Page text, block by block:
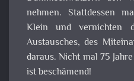
nehmen. Stattdessen
Klein und vernichten
Austausches, des
daraus. Nicht mal 75
ist beschämend!